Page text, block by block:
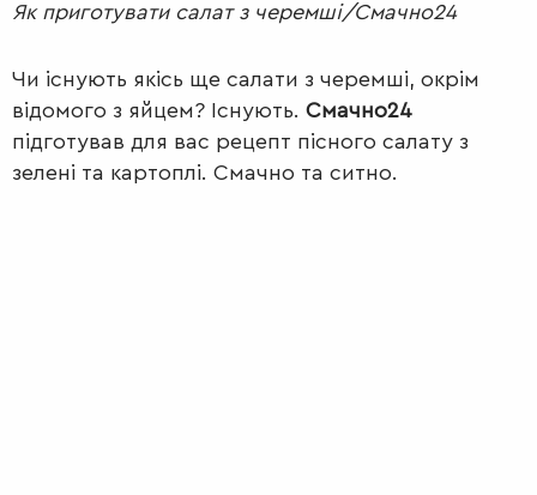
Як приготувати салат з черемші/Смачно24
Чи існують якісь ще салати з черемші, окрім
відомого з яйцем? Існують. Смачно24
підготував для вас рецепт пісного салату з
зелені та картоплі. Смачно та ситно.